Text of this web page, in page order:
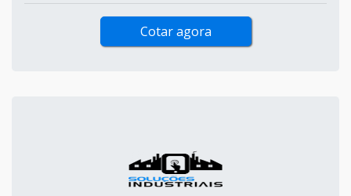
Cotar agora